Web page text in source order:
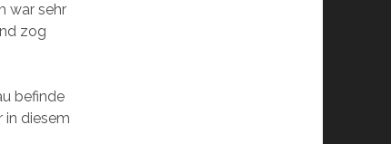
war sehr
zog
befinde
in diesem